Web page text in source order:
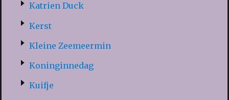
Katrien Duck
Kerst
Kleine Zeemeermin
Koninginnedag
Kuifje